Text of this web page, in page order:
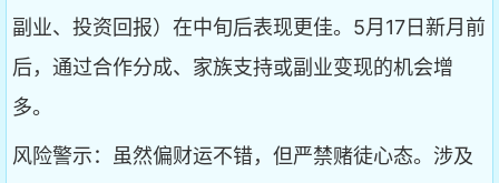
副业、投资回报）在中旬后表现更佳。5月17日新月前
后，通过合作分成、家族支持或副业变现的机会增
多。
风险警示：虽然偏财运不错，但严禁赌徒心态。涉及